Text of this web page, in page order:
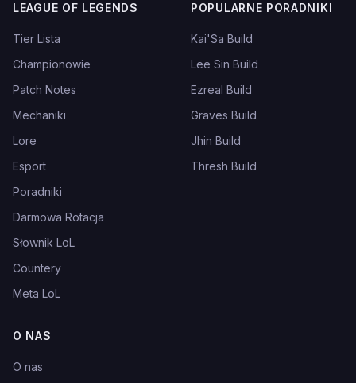
LEAGUE OF LEGENDS
Tier Lista
Championowie
Patch Notes
Mechaniki
Lore
Esport
Poradniki
Darmowa Rotacja
Słownik LoL
Countery
Meta LoL
POPULARNE PORADNIKI
Kai'Sa Build
Lee Sin Build
Ezreal Build
Graves Build
Jhin Build
Thresh Build
O NAS
O nas